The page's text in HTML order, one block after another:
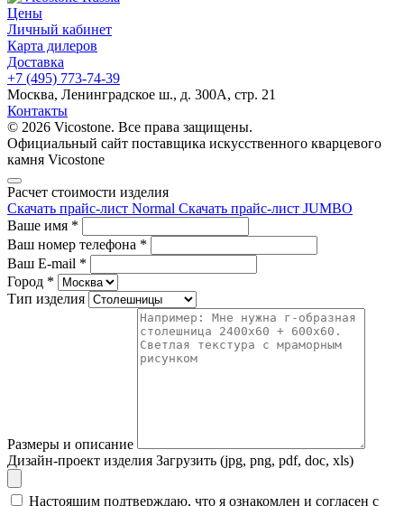
Цены
Личный кабинет
Карта дилеров
Доставка
+7 (495) 773-74-39
Москва, Ленинградское ш., д. 300А, стр. 21
Контакты
© 2026 Vicostone. Все права защищены.
Официальный сайт поставщика искусственного кварцевого
камня Vicostone
Расчет стоимости изделия
Скачать прайс-лист Normal Скачать прайс-лист JUMBO
Ваше имя *
Ваш номер телефона *
Ваш E-mail *
Город *
Тип изделия
Размеры и описание
Дизайн-проект изделия Загрузить (jpg, png, pdf, doc, xls)
Настоящим подтверждаю, что я ознакомлен и согласен с